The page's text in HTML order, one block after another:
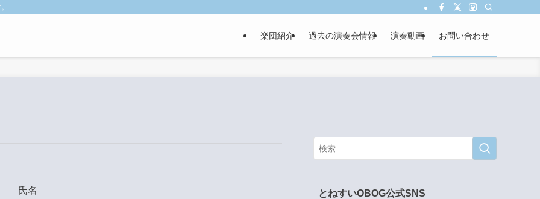
楽団紹介 過去の演奏会情報 演奏動画 お問い合わせ
氏名 とねすいOBOG公式SNS